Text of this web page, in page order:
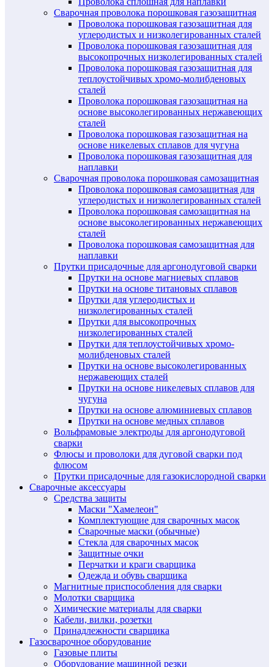
Сварочная проволока порошковая газозащитная
Проволока порошковая газозащитная для
углеродистых и низколегированных сталей
Проволока порошковая газозащитная для
высокопрочных низколегированных сталей
Проволока порошковая газозащитная для
теплоустойчивых хромо-молибденовых
сталей
Проволока порошковая газозащитная на
основе высоколегированных нержавеющих
сталей
Проволока порошковая газозащитная на
основе никелевых сплавов для чугуна
Проволока порошковая газозащитная для
наплавки
Сварочная проволока порошковая самозащитная
Проволока порошковая самозащитная для
углеродистых и низколегированных сталей
Проволока порошковая самозащитная на
основе высоколегированных нержавеющих
сталей
Проволока порошковая самозащитная для
наплавки
Прутки присадочные для аргонодуговой сварки
Прутки на основе магниевых сплавов
Прутки на основе титановых сплавов
Прутки для углеродистых и
низколегированных сталей
Прутки для высокопрочных
низколегированных сталей
Прутки для теплоустойчивых хромо-
молибденовых сталей
Прутки на основе высоколегированных
нержавеющих сталей
Прутки на основе никелевых сплавов для
чугуна
Прутки на основе алюминиевых сплавов
Прутки на основе медных сплавов
Вольфрамовые электроды для аргонодуговой
сварки
Флюсы и проволоки для дуговой сварки под
флюсом
Прутки присадочные для газокислородной сварки
Сварочные аксессуары
Средства защиты
Маски "Хамелеон"
Комплектующие для сварочных масок
Сварочные маски (обычные)
Стекла для сварочных масок
Защитные очки
Перчатки и краги сварщика
Одежда и обувь сварщика
Магнитные приспособления для сварки
Молотки сварщика
Химические материалы для сварки
Кабели, вилки, розетки
Принадлежности сварщика
Газосварочное оборудование
Газовые плиты
Оборудование машинной резки